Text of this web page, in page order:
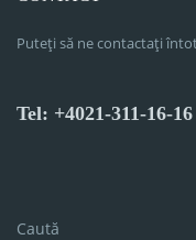
Puteți să ne contactați
Tel: +4021-311-16-16
Caută